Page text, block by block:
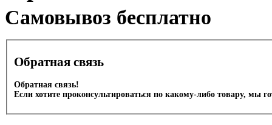
Cамовывоз бесплатно
Обратная связь
Обратная связь!
Если хотите проконсультироваться по какому-либо товару, мы